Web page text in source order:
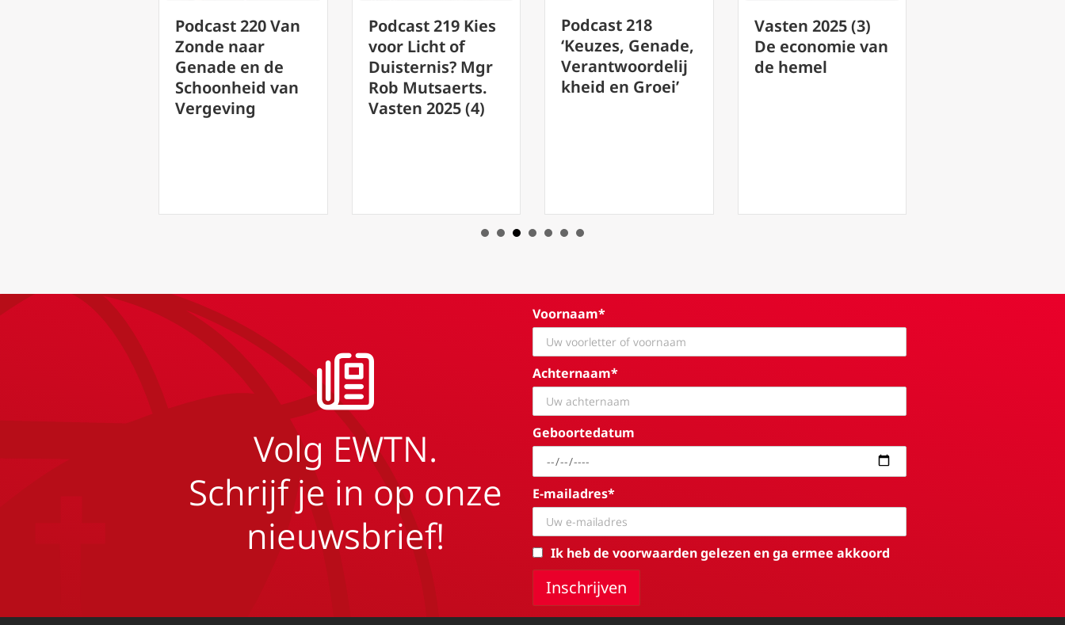
Podcast 220 Van
Zonde naar
Genade en de
Schoonheid van
Vergeving
Podcast 219 Kies
voor Licht of
Duisternis? Mgr
Rob Mutsaerts.
Vasten 2025 (4)
Podcast 218
‘Keuzes, Genade,
Verantwoordelij
kheid en Groei’
Vasten 2025 (3)
De economie van
de hemel
Transfiguratie:
Volg EWTN.
Schrijf je in op onze
nieuwsbrief!
Voornaam*
Achternaam*
Geboortedatum
E-mailadres*
Ik heb de voorwaarden gelezen en ga ermee akkoord